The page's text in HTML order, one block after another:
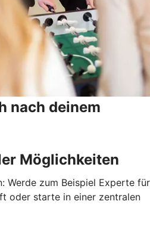
nach deinem
Möglichkeiten
Werde zum Beispiel Experte für
oder starte in einer zentralen